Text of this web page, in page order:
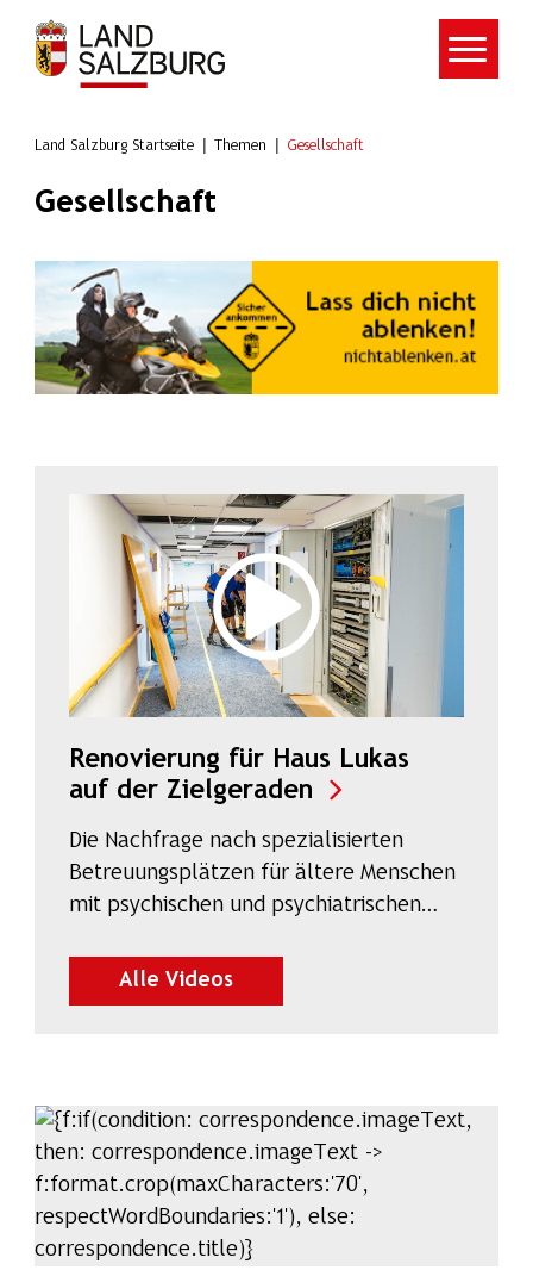
Zum Hauptinhalt springen
Land Salzburg Startseite Themen Gesellschaft
Gesellschaft
Renovierung für Haus Lukas
auf der Zielgeraden(Video auf
Die Nachfrage nach spezialisierten
Betreuungsplätzen für ältere Menschen
mit psychischen und psychiatrischen…
Alle Videosauf SalzburgON ansehen